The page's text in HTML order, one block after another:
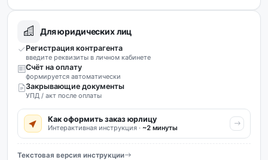
Для юридических лиц
Регистрация контрагента
введите реквизиты в личном кабинете
Счёт на оплату
формируется автоматически
Закрывающие документы
УПД / акт после оплаты
Как оформить заказ юрлицу
Интерактивная инструкция · ~2 минуты
Текстовая версия инструкции